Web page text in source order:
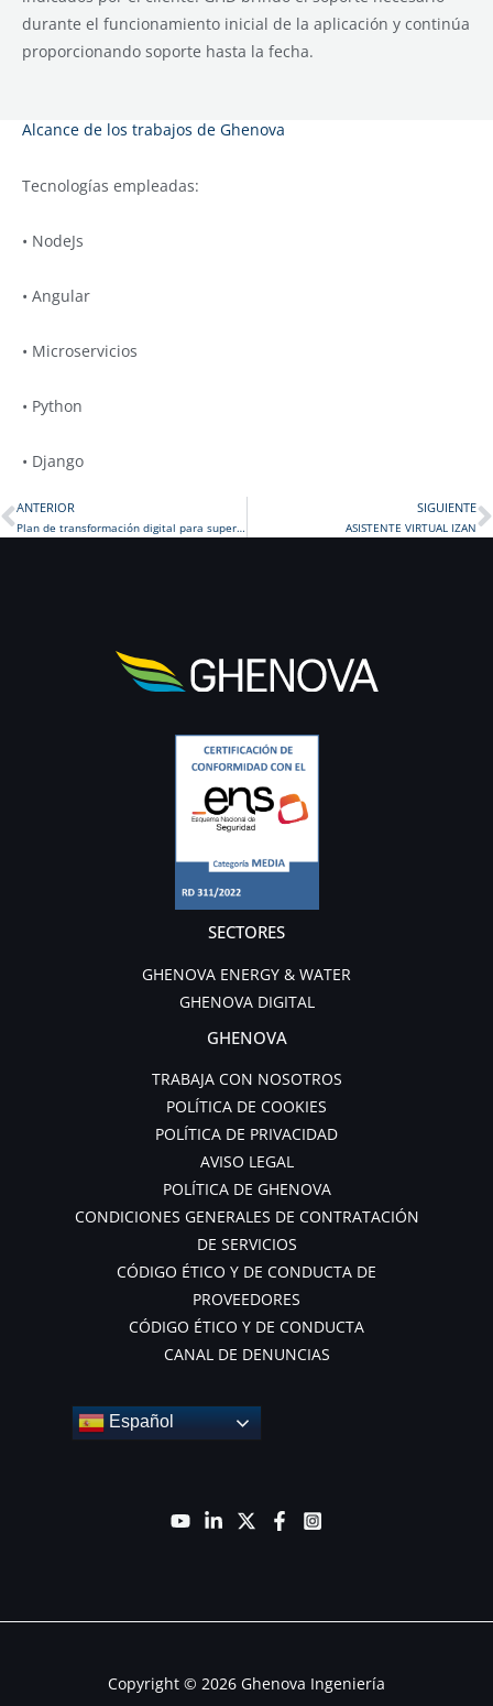
durante el funcionamiento inicial de la aplicación y continúa
proporcionando soporte hasta la fecha.
Alcance de los trabajos de Ghenova
Tecnologías empleadas:
• NodeJs
• Angular
• Microservicios
• Python
• Django
Prev
ANTERIOR
Plan de transformación digital para supermercados (C&C DÍAZ CADENAS)
SIGUIENTE
ASISTENTE VIRTUAL IZAN
SECTORES
GHENOVA ENERGY & WATER
GHENOVA DIGITAL
GHENOVA
TRABAJA CON NOSOTROS
POLÍTICA DE COOKIES
POLÍTICA DE PRIVACIDAD
AVISO LEGAL
POLÍTICA DE GHENOVA
CONDICIONES GENERALES DE CONTRATACIÓN
DE SERVICIOS
CÓDIGO ÉTICO Y DE CONDUCTA DE
PROVEEDORES
CÓDIGO ÉTICO Y DE CONDUCTA
CANAL DE DENUNCIAS
Español
Copyright © 2026 Ghenova Ingeniería